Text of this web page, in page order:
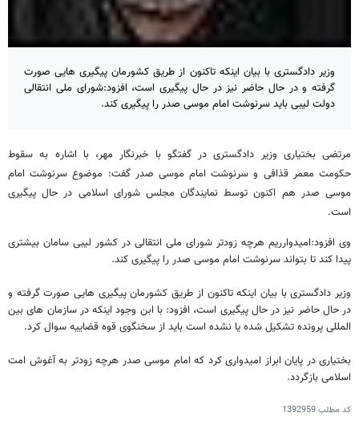
وزیر دادگستری با بیان اینکه تاکنون از طریق کشورمان پیگیری هایی صورت
گرفته و در حال حاضر نیز در حال پیگیری است، افزود:شورای ملی انتقالی
دولت لیبی باید سرنوشت امام موسی صدر را پیگیری کند.
مرتضی بختیاری وزیر دادگستری در گفتگو با خبرنگار مهر، با اشاره به سقوط
حکومت معمر قذافی و سرنوشت امام موسی صدر گفت: موضوع سرنوشت امام
موسی صدر هم اکنون توسط نمایندگان مجلس شورای اسلامی در حال پیگیری
است.
وی افزود:امیدوارریم هرچه زودتر شورای ملی انتقالی در کشور لیبی سامان بیشتری
پیدا کند تا بتواند سرنوشت امام موسی صدر را پیگیری کند.
وزیر دادگستری با بیان اینکه تاکنون از طریق کشورمان پیگیری هایی صورت گرفته و
در حال حاضر نیز در حال پیگیری است، افزود: با ابن وجود اینکه در سازمان های بین
المللی پرونده تشکیل شده یا نشده است باید از سخنگوی قوه قضاییه سوال کرد.
بختیاری در پایان ابراز امیدواری کرد که امام موسی صدر هرچه زودتر به آغوش امت
اسلامی بازگردد.
کد مطلب1392959